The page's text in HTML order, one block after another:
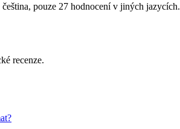
pouze 27 hodnocení v jiných jazycích.
recenze.